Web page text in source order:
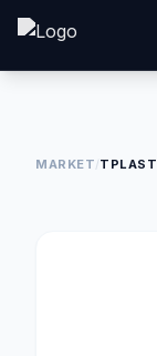
MARKET/TPLAST